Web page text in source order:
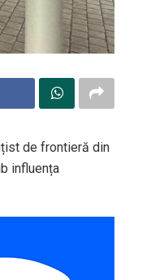
de frontieră din
influența